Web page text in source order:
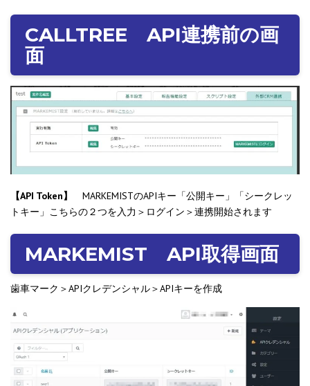
CALLTREE API連携前の画
面
【API Token】
MARKEMISTのAPIキー「公開キー」「シークレッ
トキー」こちらの２つを入力＞ログイン＞連携開始されます
MARKEMIST API取得画面
歯車マーク＞APIクレデンシャル＞APIキーを作成